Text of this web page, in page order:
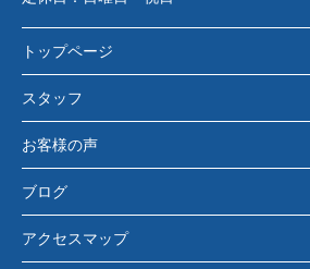
トップページ
スタッフ
お客様の声
ブログ
アクセスマップ